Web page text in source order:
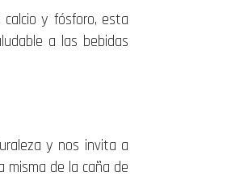
calcio y fósforo, esta
a las bebidas
y nos invita a
misma de la caña de